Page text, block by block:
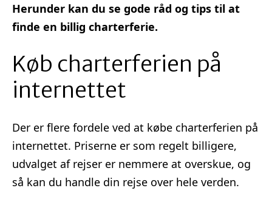
Herunder kan du se gode råd og tips til at
finde en billig charterferie.
Køb charterferien på
internettet
Der er flere fordele ved at købe charterferien på
internettet. Priserne er som regelt billigere,
udvalget af rejser er nemmere at overskue, og
så kan du handle din rejse over hele verden.